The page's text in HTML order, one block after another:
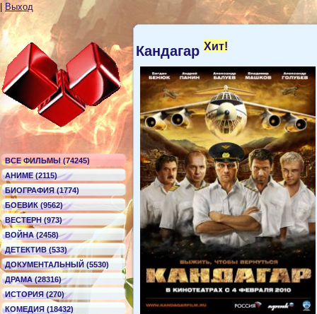
Выход
ВСЕ ФИЛЬМЫ (74245)
АНИМЕ (2115)
БИОГРАФИЯ (1774)
БОЕВИК (9562)
ВЕСТЕРН (973)
ВОЙНА (2458)
ДЕТЕКТИВ (533)
ДОКУМЕНТАЛЬНЫЙ (5530)
ДРАМА (28316)
ИСТОРИЯ (270)
КОМЕДИЯ (18432)
Кандагар Хит!